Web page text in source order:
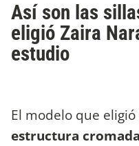
Así son las
eligió Zaira
estudio
El modelo que eligió
estructura